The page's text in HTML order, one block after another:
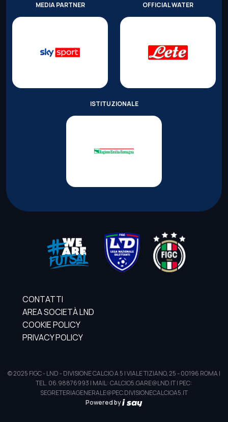
MEDIA PARTNER OFFICIAL WATER
ISTITUZIONALE
CONTATTI
AREA SOCIETÀ LND
COOKIE POLICY
PRIVACY POLICY
© 2025 FIGC - LND - DIVISIONE CALCIO A 5 | VIALE TIZIANO, 25 - 00196 ROMA |
TEL. 06.98876993 | MAIL: CALCIO5.GARE@LND.IT | PEC:
SEGRETERIAGENERALE@PEC.DIVISIONECALCIOA5.IT
Powered by